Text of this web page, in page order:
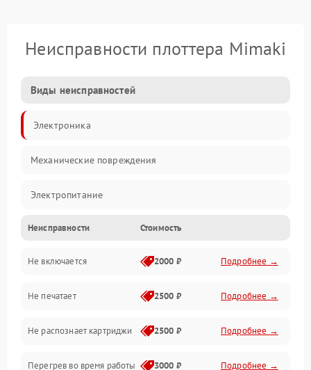
Неисправности плоттера Mimaki
Виды неисправностей
Электроника
Механические повреждения
Электропитание
Работа системы
Механика
Оптика
Программное обеспечение
Неисправности Стоимость
Не включается 2000 ₽ Подробнее →
Не печатает 2500 ₽ Подробнее →
Не распознает картриджи 2500 ₽ Подробнее →
Перегрев во время работы 3000 ₽ Подробнее →